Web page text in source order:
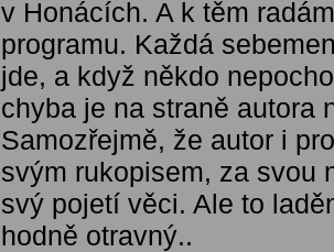
v Honácích. A k těm
programu. Každá
jde, a když někdo
chyba je na straně autora
Samozřejmě, že autor i
svým rukopisem, za svou
svý pojetí věci. Ale to
hodně otravný..